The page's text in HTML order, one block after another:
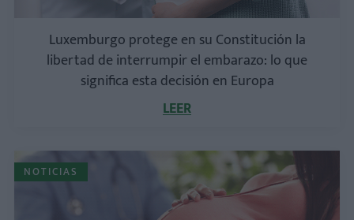
Luxemburgo protege en su Constitución la
libertad de interrumpir el embarazo: lo que
significa esta decisión en Europa
LEER
NOTICIAS